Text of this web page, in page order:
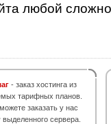
любой
- заказ хостинга из
тарифных планов.
заказать у нас
выделенного сервера.